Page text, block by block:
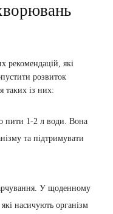
рекомендацій, які
розвиток
таких із них:
пити 1-2 л води. Вона
та підтримувати
У щоденному
насичують організм